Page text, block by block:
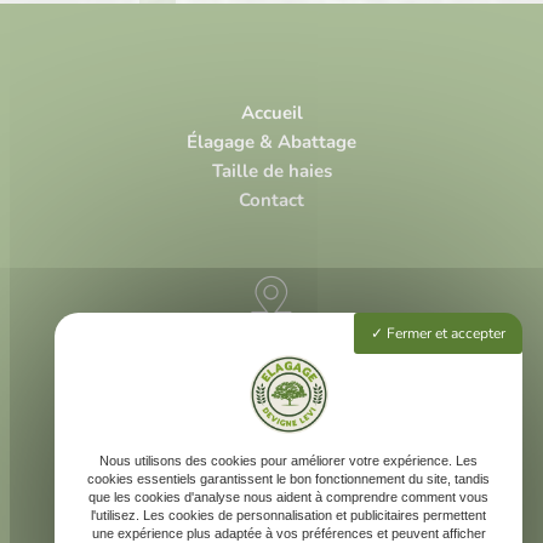
Accueil
Élagage & Abattage
Taille de haies
Contact
47000 Agen
225 rue Neil Armstrong
40 000 Mont-de-Marsan
Fermer et accepter
Nous utilisons des cookies pour améliorer votre expérience. Les
cookies essentiels garantissent le bon fonctionnement du site, tandis
que les cookies d'analyse nous aident à comprendre comment vous
l'utilisez. Les cookies de personnalisation et publicitaires permettent
une expérience plus adaptée à vos préférences et peuvent afficher